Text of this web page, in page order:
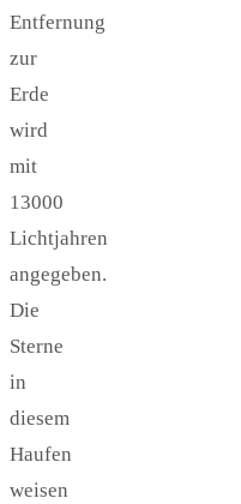
Entfernung
zur
Erde
wird
mit
13000
Lichtjahren
angegeben.
Die
Sterne
in
diesem
Haufen
weisen